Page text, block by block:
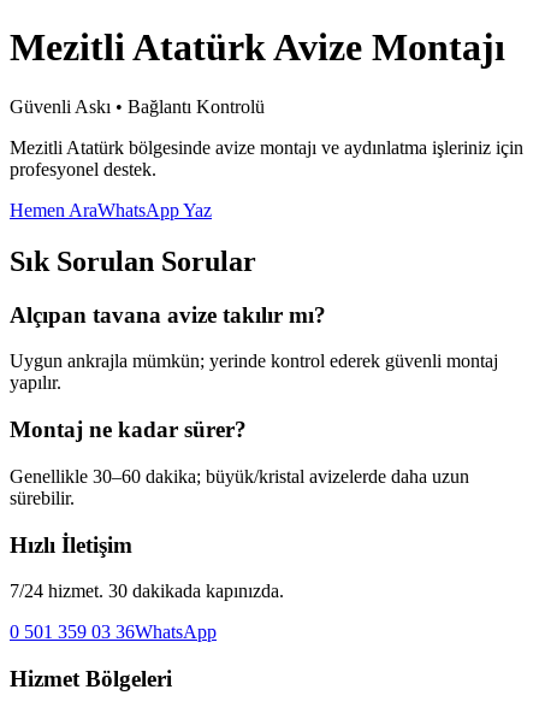
Mezitli Atatürk Avize Montajı
Güvenli Askı • Bağlantı Kontrolü
Mezitli Atatürk bölgesinde avize montajı ve aydınlatma işleriniz için
profesyonel destek.
Hemen AraWhatsApp Yaz
Sık Sorulan Sorular
Alçıpan tavana avize takılır mı?
Uygun ankrajla mümkün; yerinde kontrol ederek güvenli montaj
yapılır.
Montaj ne kadar sürer?
Genellikle 30–60 dakika; büyük/kristal avizelerde daha uzun
sürebilir.
Hızlı İletişim
7/24 hizmet. 30 dakikada kapınızda.
0 501 359 03 36WhatsApp
Hizmet Bölgeleri